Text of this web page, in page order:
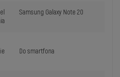
Samsung Galaxy Note 20
Do smartfona